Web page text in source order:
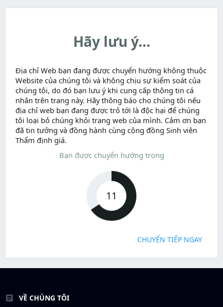
Hãy lưu ý...
Địa chỉ Web bạn đang được chuyển hướng không thuộc
Website của chúng tôi và không chịu sự kiểm soát của
chúng tôi, do đó bạn lưu ý khi cung cấp thông tin cá
nhân trên trang này. Hãy thông báo cho chúng tôi nếu
địa chỉ web bạn đang được trỏ tới là độc hại để chúng
tôi loại bỏ chúng khỏi trang web của mình. Cảm ơn bạn
đã tin tưởng và đồng hành cùng cộng đồng Sinh viên
Thẩm định giá.
Bạn được chuyển hướng trong
11
CHUYỂN TIẾP NGAY
VỀ CHÚNG TÔI